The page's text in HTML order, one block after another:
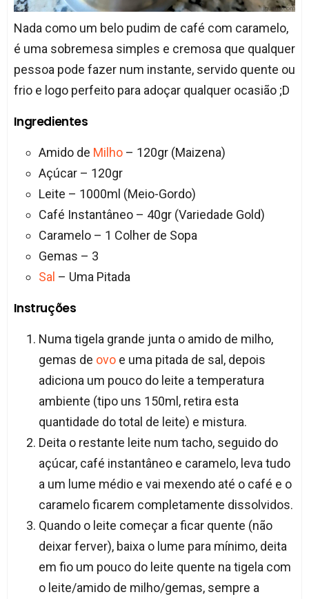
Nada como um belo pudim de café com caramelo,
é uma sobremesa simples e cremosa que qualquer
pessoa pode fazer num instante, servido quente ou
frio e logo perfeito para adoçar qualquer ocasião ;D
Ingredientes
Amido de Milho– 120gr (Maizena)
Açúcar – 120gr
Leite – 1000ml (Meio-Gordo)
Café Instantâneo – 40gr (Variedade Gold)
Caramelo – 1 Colher de Sopa
Gemas – 3
Sal – Uma Pitada
Instruções
Numa tigela grande junta o amido de milho,
gemas de ovoe uma pitada de sal, depois
adiciona um pouco do leite a temperatura
ambiente (tipo uns 150ml, retira esta
quantidade do total de leite) e mistura.​
Deita o restante leite num tacho, seguido do
açúcar, café instantâneo e caramelo, leva tudo
a um lume médio e vai mexendo até o café e o
caramelo ficarem completamente dissolvidos.
Quando o leite começar a ficar quente (não
deixar ferver), baixa o lume para mínimo, deita
em fio um pouco do leite quente na tigela com
o leite/amido de milho/gemas, sempre a